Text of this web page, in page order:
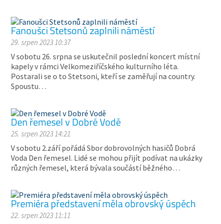
Fanoušci Stetsonů zaplnili náměstí
29. srpen 2023 10:37
V sobotu 26. srpna se uskutečnil poslední koncert místní
kapely v rámci Velkomeziříčského kulturního léta.
Postarali se o to Stetsoni, kteří se zaměřují na country.
Spoustu…
Den řemesel v Dobré Vodě
25. srpen 2023 14:21
V sobotu 2.září pořádá Sbor dobrovolných hasičů Dobrá
Voda Den řemesel. Lidé se mohou přijít podívat na ukázky
různých řemesel, která bývala součástí běžného…
Premiéra představení měla obrovský úspěch
22. srpen 2023 11:11